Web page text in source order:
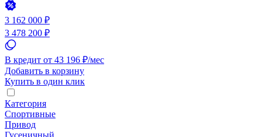
3 162 000 ₽
3 478 200 ₽
В кредит от 43 196 ₽/мес
Добавить в корзину
Купить в один клик
Категория
Спортивные
Привод